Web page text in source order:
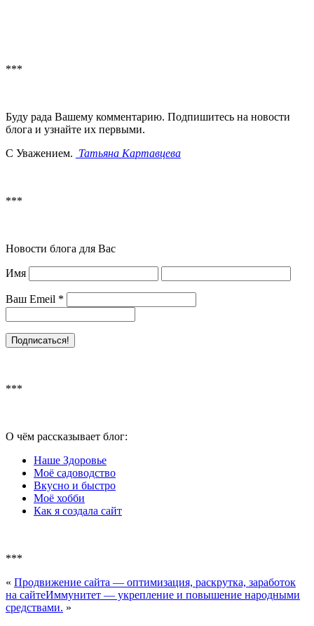
***
Буду рада Вашему комментарию. Подпишитесь на новости
блога и узнайте их первыми.
С Уважением. Татьяна Картавцева
***
Новости блога для Вас
Имя
Ваш Emeil *
***
О чём рассказывает блог:
Наше Здоровье
Моё садоводство
Вкусно и быстро
Моё хобби
Как я создала сайт
***
« Продвижение сайта — оптимизация, раскрутка, заработок
на сайтеИммунитет — укрепление и повышение народными
средствами. »